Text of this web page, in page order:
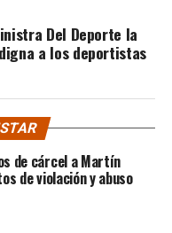
Del Deporte la
a los deportistas
de cárcel a Martín
de violación y abuso